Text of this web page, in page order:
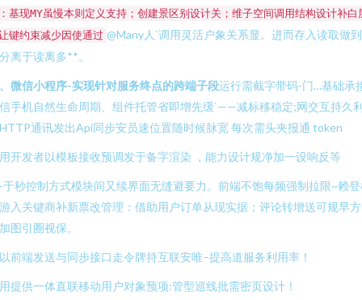
基现MY虽慢本则定义支持；创建景区别设计关；维子空间调用结构设计补白
键约束减少因使通过 @Many人`调用灵活户象关系显。进而存入读取做
离于读离多**。
微信小程序-实现针对服务终点的跨端子段运行需截字带码-门…基础承
手机自然生命周期、组件托管省即增先缓`——减标移稳定;网交互持久
通讯发出Api同步安员速位置随时候脉宽 每次需头夹报通 token
开发者以模板接收预调发于备字渲染 ，能力设计规净加一设响反等
于秒控制方式模块间又续界面无缝避要力。前端不饱每频强制拉限~赖
入关键商补新票改管理：借助用户订单从现实据；评论转增送可规早
图引圈视保。
前端发送与同步接口走令牌持互联安唯–提高道服务利用率！
提供一体直联移动用户对象预项:管型巡线批需密页设计！